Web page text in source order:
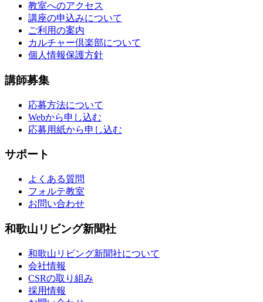
教室へのアクセス
講座の申込みについて
ご利用の案内
カルチャー倶楽部について
個人情報保護方針
講師募集
応募方法について
Webから申し込む
応募用紙から申し込む
サポート
よくある質問
フォルテ教室
お問い合わせ
和歌山リビング新聞社
和歌山リビング新聞社について
会社情報
CSRの取り組み
採用情報